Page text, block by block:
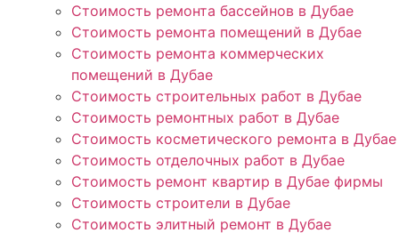
Стоимость ремонта бассейнов в Дубае
Стоимость ремонта помещений в Дубае
Стоимость ремонта коммерческих
помещений в Дубае
Стоимость строительных работ в Дубае
Стоимость ремонтных работ в Дубае
Стоимость косметического ремонта в Дубае
Стоимость отделочных работ в Дубае
Стоимость ремонт квартир в Дубае фирмы
Стоимость строители в Дубае
Стоимость элитный ремонт в Дубае